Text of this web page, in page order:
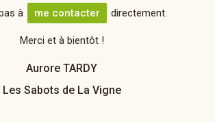
à
me contacter directement.
Merci et à bientôt !
Aurore TARDY
Les Sabots de La Vigne